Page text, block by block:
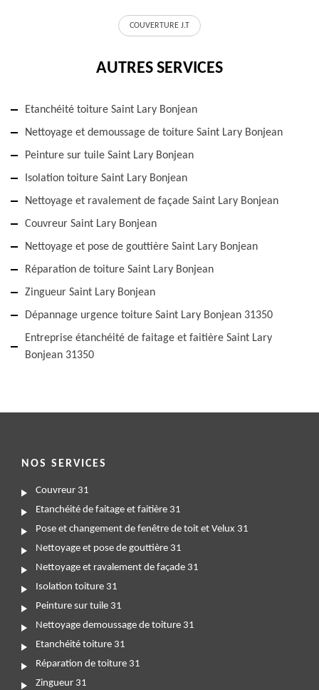
COUVERTURE J.T
AUTRES SERVICES
Etanchéité toiture Saint Lary Bonjean
Nettoyage et demoussage de toiture Saint Lary Bonjean
Peinture sur tuile Saint Lary Bonjean
Isolation toiture Saint Lary Bonjean
Nettoyage et ravalement de façade Saint Lary Bonjean
Couvreur Saint Lary Bonjean
Nettoyage et pose de gouttière Saint Lary Bonjean
Réparation de toiture Saint Lary Bonjean
Zingueur Saint Lary Bonjean
Dépannage urgence toiture Saint Lary Bonjean 31350
Entreprise étanchéité de faitage et faitière Saint Lary
Bonjean 31350
NOS SERVICES
Couvreur 31
Etanchéité de faitage et faitière 31
Pose et changement de fenêtre de toit et Velux 31
Nettoyage et pose de gouttière 31
Nettoyage et ravalement de façade 31
Isolation toiture 31
Peinture sur tuile 31
Nettoyage demoussage de toiture 31
Etanchéité toiture 31
Réparation de toiture 31
Zingueur 31